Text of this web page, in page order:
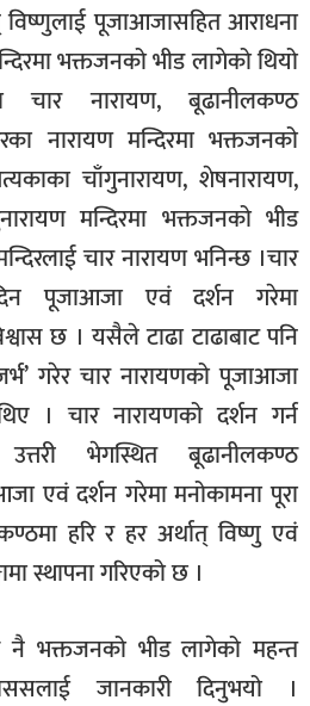
पूजाआजासहित आराधना
भक्तजनको भीड लागेको थियो
चार नारायण, बूढानीलकण्ठ
नारायण मन्दिरमा भक्तजनको
चाँगुनारायण, शेषनारायण,
मन्दिरमा भक्तजनको भीड
चार नारायण भनिन्छ ।चार
पूजाआजा एवं दर्शन गरेमा
छ । यसैले टाढा टाढाबाट पनि
गरेर चार नारायणको पूजाआजा
। चार नारायणको दर्शन गर्न
भेगस्थित बूढानीलकण्ठ
एवं दर्शन गरेमा मनोकामना पूरा
हरि र हर अर्थात् विष्णु एवं
स्थापना गरिएको छ ।
नै भक्तजनको भीड लागेको महन्त
जानकारी दिनुभयो ।